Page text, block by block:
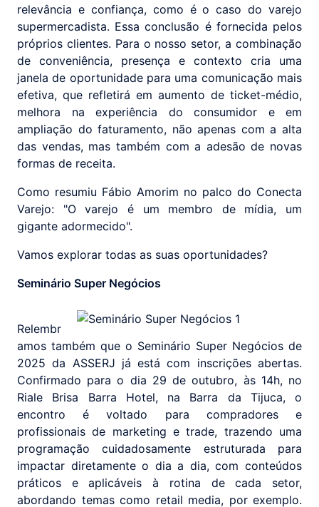
relevância e confiança, como é o caso do varejo
supermercadista. Essa conclusão é fornecida pelos
próprios clientes. Para o nosso setor, a combinação
de conveniência, presença e contexto cria uma
janela de oportunidade para uma comunicação mais
efetiva, que refletirá em aumento de ticket-médio,
melhora na experiência do consumidor e em
ampliação do faturamento, não apenas com a alta
das vendas, mas também com a adesão de novas
formas de receita.
Como resumiu Fábio Amorim no palco do Conecta
Varejo: "O varejo é um membro de mídia, um
gigante adormecido".
Vamos explorar todas as suas oportunidades?
Seminário Super Negócios
Relembr
amos também que o Seminário Super Negócios de
2025 da ASSERJ já está com inscrições abertas.
Confirmado para o dia 29 de outubro, às 14h, no
Riale Brisa Barra Hotel, na Barra da Tijuca, o
encontro é voltado para compradores e
profissionais de marketing e trade, trazendo uma
programação cuidadosamente estruturada para
impactar diretamente o dia a dia, com conteúdos
práticos e aplicáveis à rotina de cada setor,
abordando temas como retail media, por exemplo.